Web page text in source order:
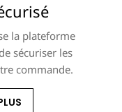
la plateforme
sécuriser les
commande.